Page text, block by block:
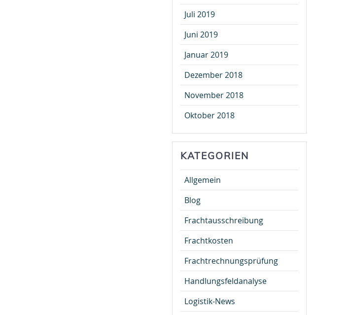
Juli 2019
Juni 2019
Januar 2019
Dezember 2018
November 2018
Oktober 2018
KATEGORIEN
Allgemein
Blog
Frachtausschreibung
Frachtkosten
Frachtrechnungsprüfung
Handlungsfeldanalyse
Logistik-News